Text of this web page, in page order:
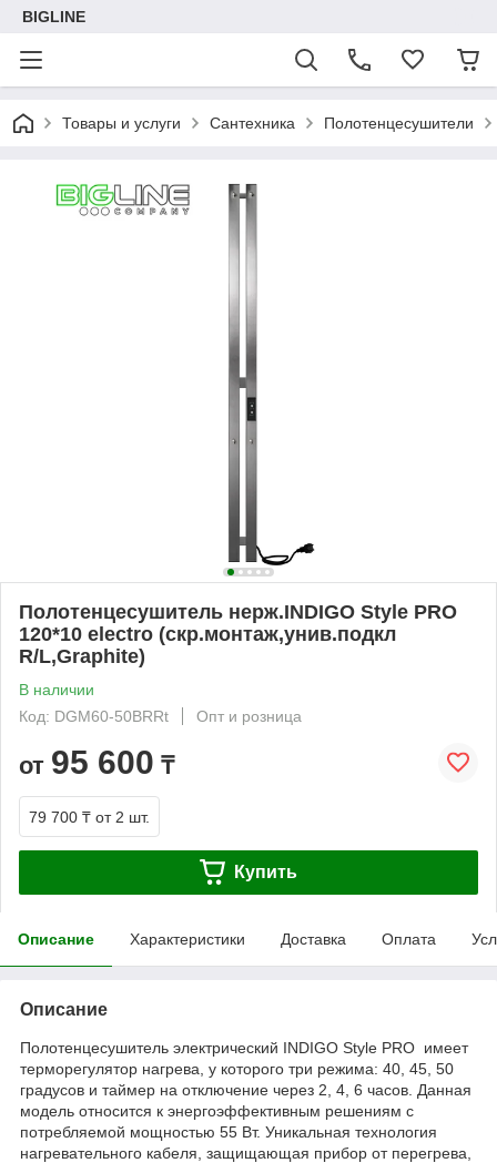
BIGLINE
Товары и услуги Сантехника Полотенцесушители
Полотенцесушитель нерж.INDIGO Style PRO
120*10 electro (скр.монтаж,унив.подкл
R/L,Graphite)
В наличии
Код: DGM60-50BRRt
Опт и розница
от 95 600 ₸
79 700 ₸ от 2 шт.
Купить
Описание Характеристики Доставка Оплата
Описание
Полотенцесушитель электрический INDIGO Style PRO имеет
терморегулятор нагрева, у которого три режима: 40, 45, 50
градусов и таймер на отключение через 2, 4, 6 часов. Данная
модель относится к энергоэффективным решениям с
потребляемой мощностью 55 Вт. Уникальная технология
нагревательного кабеля, защищающая прибор от перегрева,